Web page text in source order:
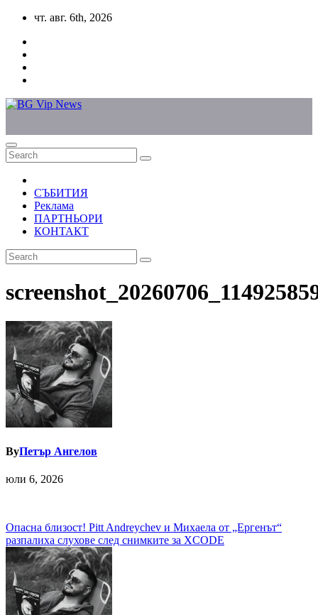
Skip
content
чт. авг. 6th, 2026
СЪБИТИЯ
Реклама
ПАРТНЬОРИ
КОНТАКТ
ByПетър Ангелов
юли 6, 2026
Навигация
Опасна близост! Pitt Andreychev и Михаела от „Ергенът“
разпалиха слухове след снимките за XCODE